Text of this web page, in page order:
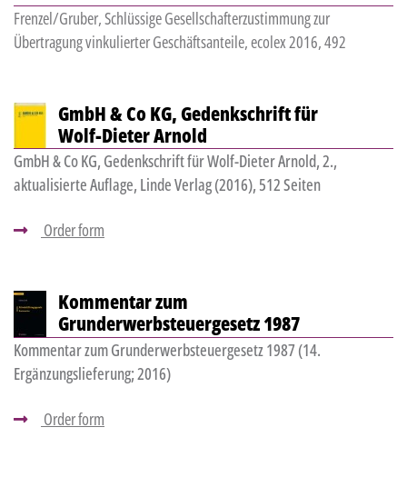
Frenzel/Gruber, Schlüssige Gesellschafterzustimmung zur
Übertragung vinkulierter Geschäftsanteile, ecolex 2016, 492
GmbH & Co KG, Gedenkschrift für
Wolf-Dieter Arnold
GmbH & Co KG, Gedenkschrift für Wolf-Dieter Arnold, 2.,
aktualisierte Auflage, Linde Verlag (2016), 512 Seiten
Order form
Kommentar zum
Grunderwerbsteuergesetz 1987
Kommentar zum Grunderwerbsteuergesetz 1987 (14.
Ergänzungslieferung; 2016)
Order form